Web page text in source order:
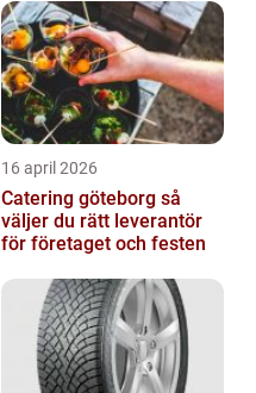
16 april 2026
Catering göteborg så
väljer du rätt leverantör
för företaget och festen